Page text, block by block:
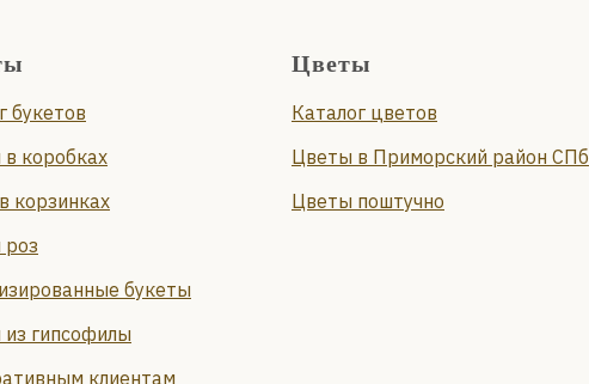
букетов
коробках
корзинках
роз
букеты
гипсофилы
клиентам
Цветы
Каталог цветов
Цветы в Приморский район СПб
Цветы поштучно